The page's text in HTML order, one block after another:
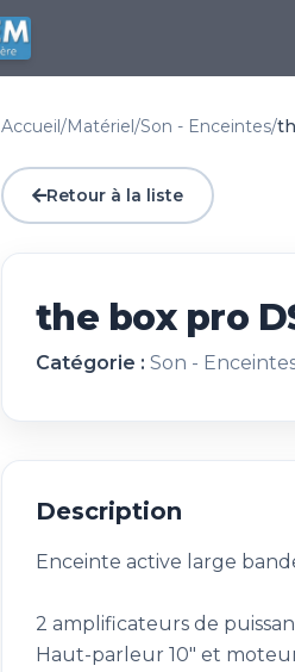
Accueil/Matériel/Son - Enceintes/
Retour à la liste
the box pro
Catégorie : Son -
Description
Enceinte active large
2 amplificateurs de
Haut-parleur 10" et